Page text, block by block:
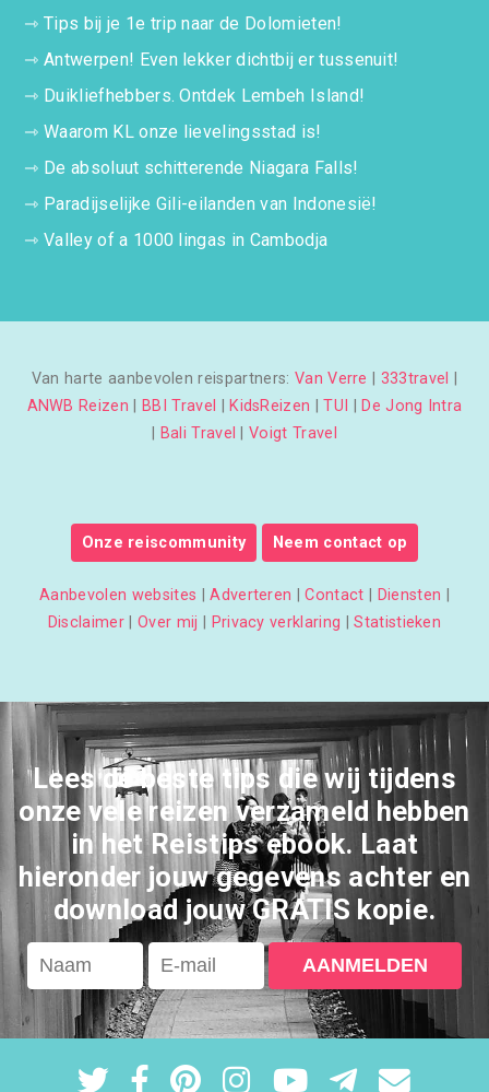
⇾Tips bij je 1e trip naar de Dolomieten!
⇾Antwerpen! Even lekker dichtbij er tussenuit!
⇾ Duikliefhebbers. Ontdek Lembeh Island!
⇾Waarom KL onze lievelingsstad is!
⇾ De absoluut schitterende Niagara Falls!
⇾ Paradijselijke Gili-eilanden van Indonesië!
⇾Valley of a 1000 lingas in Cambodja
Van harte aanbevolen reispartners: Van Verre 333travel
ANWB Reizen
BBI Travel KidsReizen |TUI
De Jong Intra
Bali Travel |Voigt Travel
Onze reiscommunity Neem contact op
Aanbevolen websites |Adverteren |Contact Diensten
Disclaimer |Over mij Privacy verklaring |Statistieken
Lees de beste tips die wij tijdens
onze vele reizen verzameld hebben
in het Reistips ebook. Laat
hieronder jouw gegevens achter en
download jouw GRATIS kopie.